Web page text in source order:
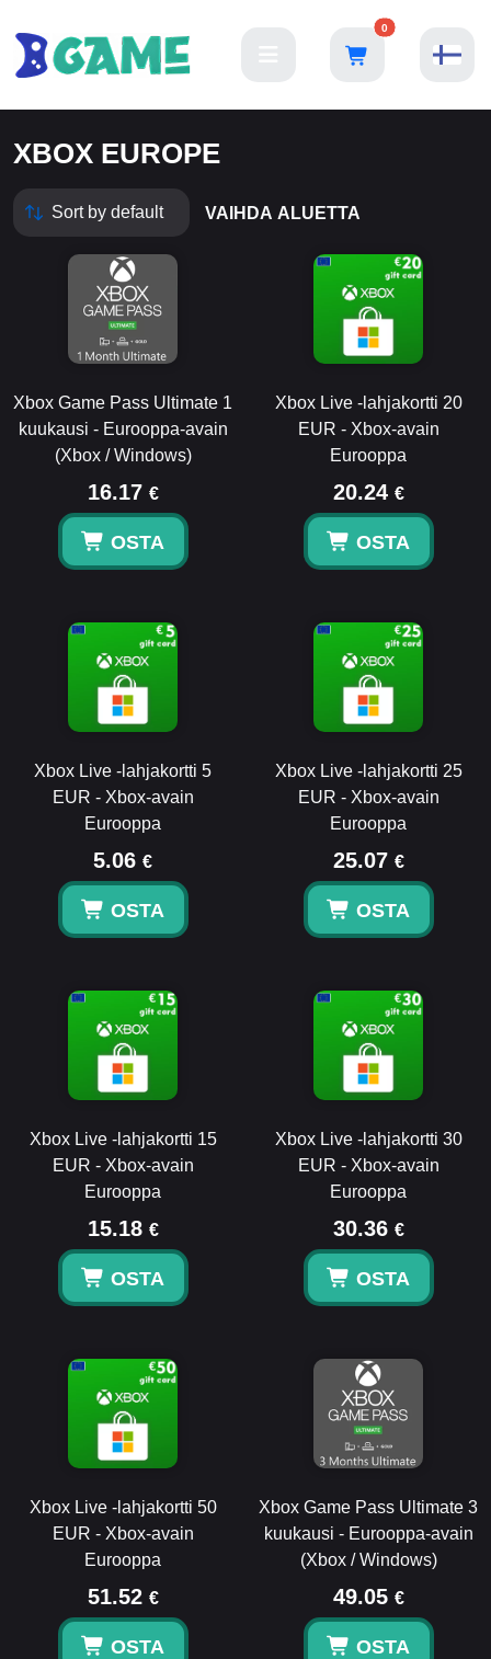
0
XBOX EUROPE
VAIHDA ALUETTA
Xbox Game Pass Ultimate 1
kuukausi - Eurooppa-avain
(Xbox / Windows)
16.17 €
OSTA
Xbox Live -lahjakortti 20
EUR - Xbox-avain
Eurooppa
20.24 €
OSTA
Xbox Live -lahjakortti 5
EUR - Xbox-avain
Eurooppa
5.06 €
OSTA
Xbox Live -lahjakortti 25
EUR - Xbox-avain
Eurooppa
25.07 €
OSTA
Xbox Live -lahjakortti 15
EUR - Xbox-avain
Eurooppa
15.18 €
OSTA
Xbox Live -lahjakortti 30
EUR - Xbox-avain
Eurooppa
30.36 €
OSTA
Xbox Live -lahjakortti 50
EUR - Xbox-avain
Eurooppa
51.52 €
OSTA
Xbox Game Pass Ultimate 3
kuukausi - Eurooppa-avain
(Xbox / Windows)
49.05 €
OSTA